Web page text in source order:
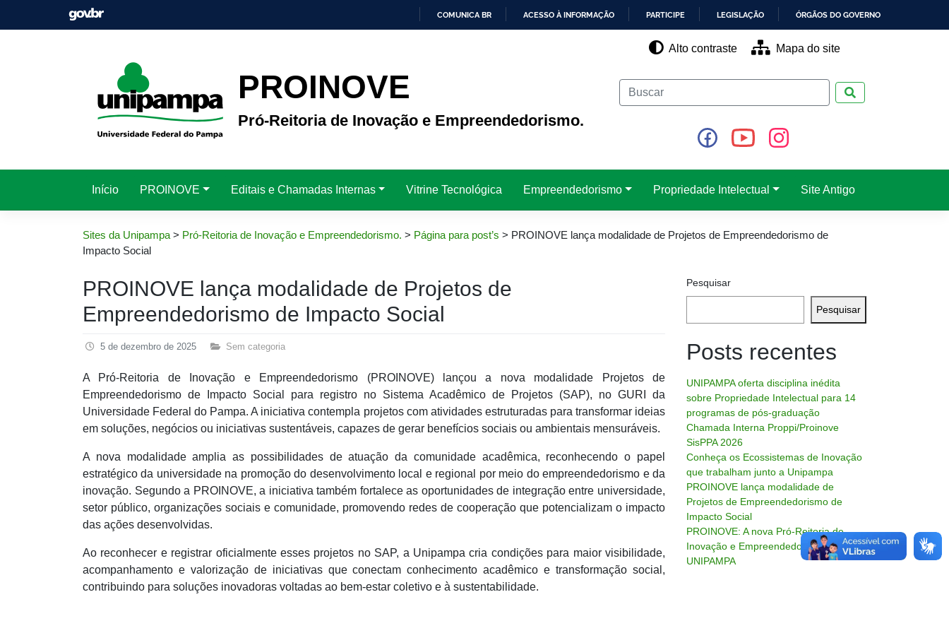
COMUNICA BR ACESSO À INFORMAÇÃO PARTICIPE LEGISLAÇÃO ÓRGÃOS DO GOVERNO
PROINOVE
Pró-Reitoria de Inovação e Empreendedorismo.
Alto contraste Mapa do site
Início PROINOVE Editais e Chamadas Internas Vitrine Tecnológica Empreendedorismo Propriedade Intelectual Site Antigo
Sites da Unipampa> Pró-Reitoria de Inovação e Empreendedorismo. > Página para post’s > PROINOVE lança modalidade de Projetos de Empreendedorismo de
Impacto Social
PROINOVE lança modalidade de Projetos de
Empreendedorismo de Impacto Social
5 de dezembro de 2025 Sem categoria
A Pró-Reitoria de Inovação e Empreendedorismo (PROINOVE) lançou a nova modalidade Projetos de
Empreendedorismo de Impacto Social para registro no Sistema Acadêmico de Projetos (SAP), no GURI da
Universidade Federal do Pampa. A iniciativa contempla projetos com atividades estruturadas para transformar ideias
em soluções, negócios ou iniciativas sustentáveis, capazes de gerar benefícios sociais ou ambientais mensuráveis.
A nova modalidade amplia as possibilidades de atuação da comunidade acadêmica, reconhecendo o papel
estratégico da universidade na promoção do desenvolvimento local e regional por meio do empreendedorismo e da
inovação. Segundo a PROINOVE, a iniciativa também fortalece as oportunidades de integração entre universidade,
setor público, organizações sociais e comunidade, promovendo redes de cooperação que potencializam o impacto
das ações desenvolvidas.
Ao reconhecer e registrar oficialmente esses projetos no SAP, a Unipampa cria condições para maior visibilidade,
acompanhamento e valorização de iniciativas que conectam conhecimento acadêmico e transformação social,
contribuindo para soluções inovadoras voltadas ao bem-estar coletivo e à sustentabilidade.
Pesquisar
Pesquisar
Posts recentes
UNIPAMPA oferta disciplina inédita
sobre Propriedade Intelectual para 14
programas de pós-graduação
Chamada Interna Proppi/Proinove
SisPPA 2026
Conheça os Ecossistemas de Inovação
que trabalham junto a Unipampa
PROINOVE lança modalidade de
Projetos de Empreendedorismo de
Impacto Social
PROINOVE: A nova Pró-Reitoria de
Inovação e Empreendedorismo da
UNIPAMPA